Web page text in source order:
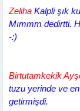
Zeliha Kalpli şık
Mımmm dedirtti.
-:)
Birtutamkekik
tuzu yerinde ve
getirmişdi.